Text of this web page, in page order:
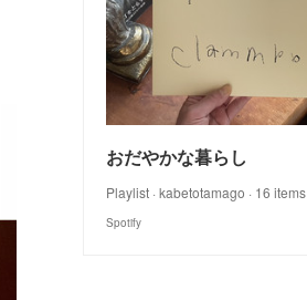
おだやかな暮らし
Playlist · kabetotamago · 16 items
Spotify